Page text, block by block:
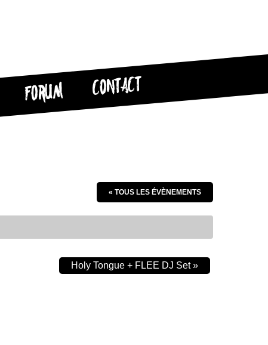
FORUM CONTACT
« TOUS LES ÉVÈNEMENTS
Holy Tongue + FLEE DJ Set»